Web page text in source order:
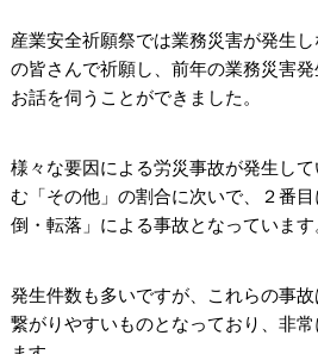
産業安全祈願祭では業務災害が発生
の皆さんで祈願し、前年の業務災害
お話を伺うことができました。
様々な要因による労災事故が発生し
む「その他」の割合に次いで、２番
倒・転落」による事故となっています
発生件数も多いですが、これらの事
繋がりやすいものとなっており、非